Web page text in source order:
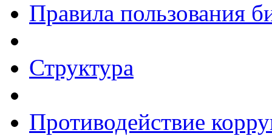
Правила пользования
Структура
Противодействие